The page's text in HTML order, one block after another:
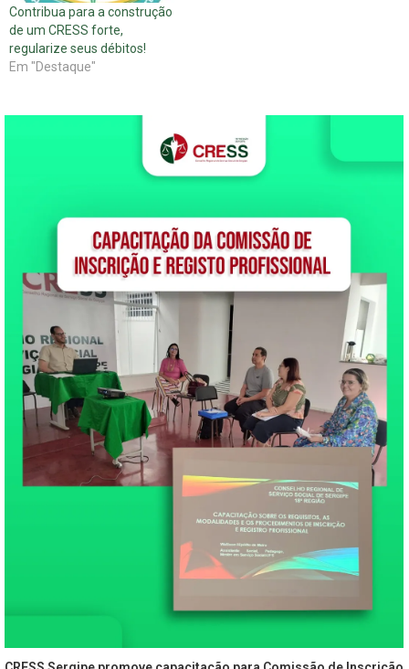
Contribua para a construção
de um CRESS forte,
regularize seus débitos!
Em "Destaque"